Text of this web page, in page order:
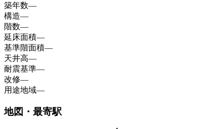
築年数—
構造—
階数—
延床面積—
基準階面積—
天井高—
耐震基準—
改修—
用途地域—
地図・最寄駅